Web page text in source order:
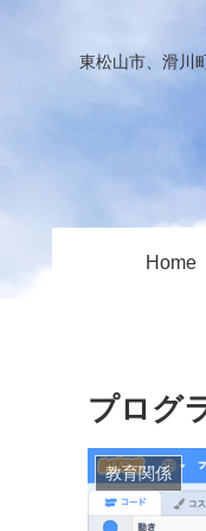
東松山市、滑川
Home
プログ
教育関係